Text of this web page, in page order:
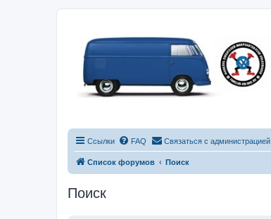
Ссылки FAQ Связаться с администрацией
Список форумов Поиск
Поиск